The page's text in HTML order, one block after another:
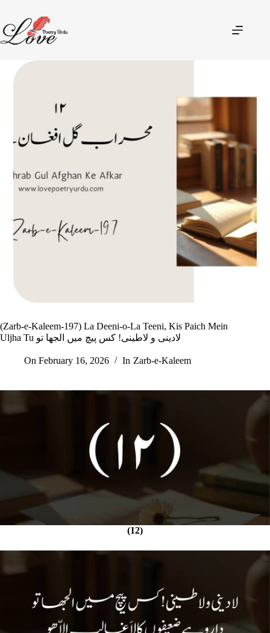
(Zarb-e-Kaleem-197) La Deeni-o-La Teeni, Kis Paich Mein
Uljha Tu لادینی و لاطینی! کس پیچ میں الجھا تو
On February 16, 2026 In Zarb-e-Kaleem
(12)